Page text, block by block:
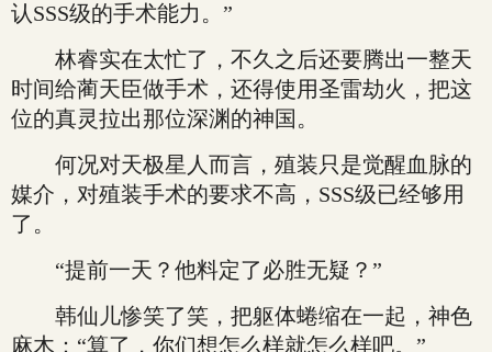
认SSS级的手术能力。”
林睿实在太忙了，不久之后还要腾出一整天
时间给蔺天臣做手术，还得使用圣雷劫火，把这
位的真灵拉出那位深渊的神国。
何况对天极星人而言，殖装只是觉醒血脉的
媒介，对殖装手术的要求不高，SSS级已经够用
了。
“提前一天？他料定了必胜无疑？”
韩仙儿惨笑了笑，把躯体蜷缩在一起，神色
麻木：“算了，你们想怎么样就怎么样吧。”